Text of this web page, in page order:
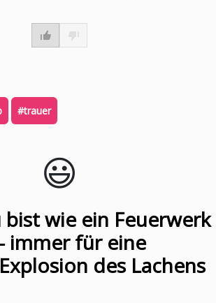
#trauer
😃️
bist wie ein Feuerwerk
immer für eine
des Lachens